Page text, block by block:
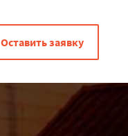
Оставить заявку